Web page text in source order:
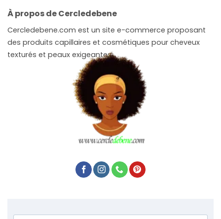
À propos de Cercledebene
Cercledebene.com est un site e-commerce proposant
des produits capillaires et cosmétiques pour cheveux
texturés et peaux exigeantes.